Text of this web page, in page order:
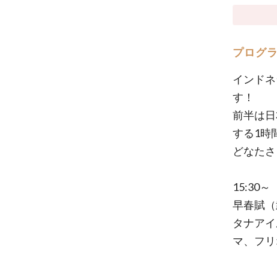
プログ
インド
す！
前半は
する1時
どなた
15:30～
早春賦
タナア
マ、フ